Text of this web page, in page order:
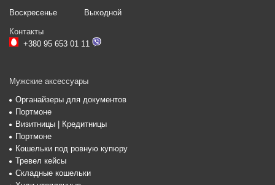
Воскресенье
Выходной
Контакты
+380 95 653 01 11
Мужские аксессуары
Органайзеры для документов
Портмоне
Визитницы | Кредитницы
Портмоне
Кошельки под ровную купюру
Тревел кейсы
Складные кошельки